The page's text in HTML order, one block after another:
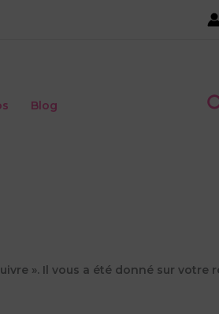
Blog
». Il vous a été donné sur votre